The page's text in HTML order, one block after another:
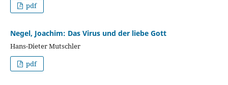
pdf
Negel, Joachim: Das Virus und der liebe Gott
Hans-Dieter Mutschler
pdf